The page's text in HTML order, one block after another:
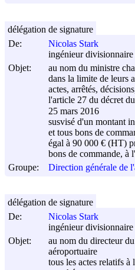
De:
Nicolas Stark
ingénieur
Objet:
au nom du ministre
dans la limite de leurs
actes, arrêtés,
l'article 27 du décret du
25 mars 2016
susvisé d'un montant
et tous bons de
égal à 90 000 € (HT)
bons de commande, à
Groupe:
Direction générale de
délégation de signature
De:
Nicolas Stark
ingénieur
Objet:
au nom du directeur
aéroportuaire
tous les actes relatifs
délégation de signature